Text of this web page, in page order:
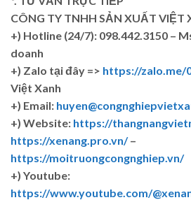
CÔNG TY TNHH SẢN XUẤT VIỆT
+) Hotline (24/7): 098.442.3150 –
doanh
+) Zalo tại đây => https://zalo.me/
Việt Xanh
+) Email:
+) Website: https://
https://xenang.pro.vn/–
https://moitruongcongnghiep.vn/
+) Youtube:
https://www.youtube.com/